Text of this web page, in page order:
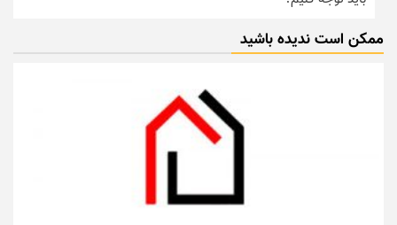
ممکن است ندیده باشید